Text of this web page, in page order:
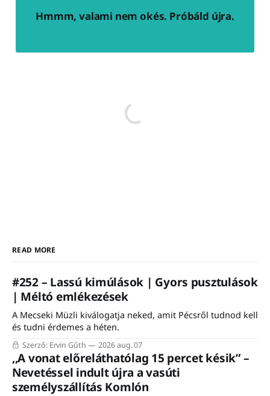
Hmmm, valami nem okés. Próbáld újra.
READ MORE
#252 – Lassú kimúlások | Gyors pusztulások
| Méltó emlékezések
A Mecseki Müzli kiválogatja neked, amit Pécsről tudnod kell
és tudni érdemes a héten.
Szerző: Ervin Gűth 2026 aug. 07
,,A vonat előreláthatólag 15 percet késik” –
Nevetéssel indult újra a vasúti
személyszállítás Komlón